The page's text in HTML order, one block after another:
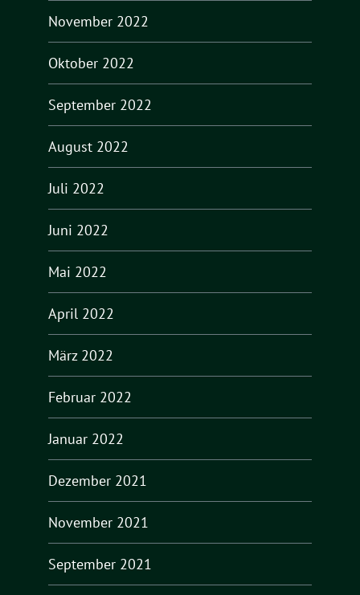
November 2022
Oktober 2022
September 2022
August 2022
Juli 2022
Juni 2022
Mai 2022
April 2022
März 2022
Februar 2022
Januar 2022
Dezember 2021
November 2021
September 2021